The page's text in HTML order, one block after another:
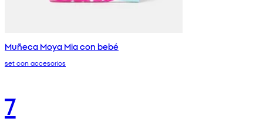
Muñeca Moya Mia con bebé
set con accesorios
7